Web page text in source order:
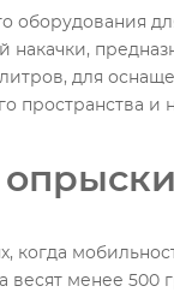
оборудования
для
и
когда
весят менее